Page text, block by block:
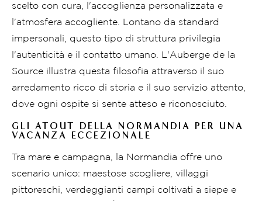
scelto con cura, l'accoglienza personalizzata e
l'atmosfera accogliente. Lontano da standard
impersonali, questo tipo di struttura privilegia
l'autenticità e il contatto umano. L'Auberge de la
Source illustra questa filosofia attraverso il suo
arredamento ricco di storia e il suo servizio attento,
dove ogni ospite si sente atteso e riconosciuto.
GLI ATOUT DELLA NORMANDIA PER UNA
VACANZA ECCEZIONALE
Tra mare e campagna, la Normandia offre uno
scenario unico: maestose scogliere, villaggi
pittoreschi, verdeggianti campi coltivati a siepe e